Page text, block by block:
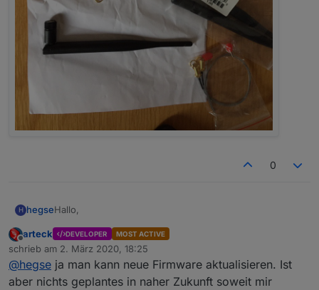
0
H hegseHallo,
nutze momentan auch noch den CC2531 Stick. Läuft
soweit. Wie schaut es bei dem neuen Stick in Zukunft
aus? Kann ich eventuelle Firmware Updates selbst
installieren?
Gruß Hegse
Offline
arteck DEVELOPER MOST ACTIVE
schrieb am 2. März 2020, 18:25
zuletzt editiert von
@hegse ja man kann neue Firmware aktualisieren. Ist
aber nichts geplantes in naher Zukunft soweit mir